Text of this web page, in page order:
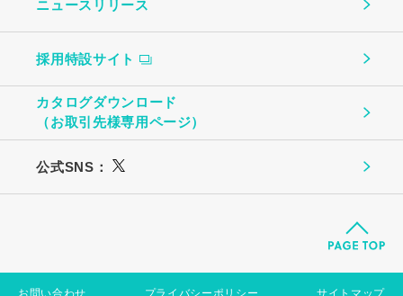
温泉たまご・ゆで卵
ものづくり
働く社員のために
ご挨拶
会社概要
事業所・関連企業
（株）中条たまご
中条たまご直売店
（株）ビッグエッグ札幌
（株）トーチク
（株）広島農産食品
ニュースリリース
採用特設サイト
カタログダウンロード
（お取引先様専用ページ）
公式SNS：
お問い合わせ プライバシーポリシー サイトマップ